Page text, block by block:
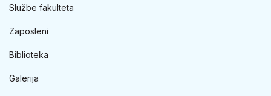
Službe fakulteta
Zaposleni
Biblioteka
Galerija